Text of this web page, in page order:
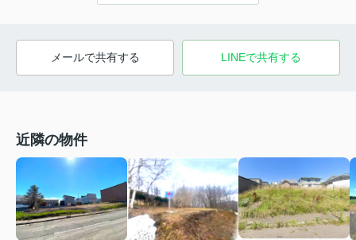
メールで共有する LINEで共有する
近隣の物件